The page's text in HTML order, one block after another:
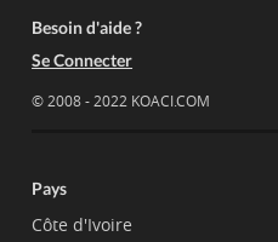
Besoin d'aide ?
Se Connecter
© 2008 - 2022 KOACI.COM
Pays
Côte d'Ivoire